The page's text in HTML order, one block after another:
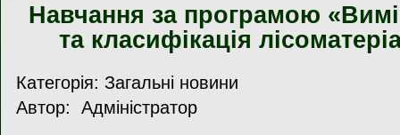
Навчання за програмою
та класифікація
Категорія: Загальні новини
Автор: Адміністратор